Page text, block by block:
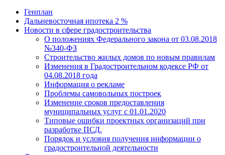
Генплан
Дальневосточная ипотека 2 %
Новости в сфере градостроительства
О положениях Федерального закона от 03.08.2018
№340-ФЗ
Строительство жилых домов по новым правилам
Изменения в Градостроительном кодексе РФ от
04.08.2018 года
Информация о рекламе
Проблемы самовольных построек
Изменение сроков предоставления
муниципальных услуг с 01.01.2020
Типовые ошибки проектных организаций при
разработке ПСД.
Порядок и условия получения информации о
градостроительной деятельности